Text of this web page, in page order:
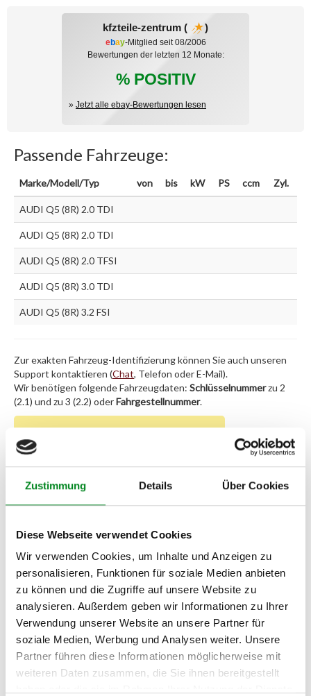
Zustimmung Details Über Cookies
Diese Webseite verwendet Cookies
Wir verwenden Cookies, um Inhalte und Anzeigen zu
personalisieren, Funktionen für soziale Medien anbieten
zu können und die Zugriffe auf unsere Website zu
analysieren. Außerdem geben wir Informationen zu Ihrer
Verwendung unserer Website an unsere Partner für
soziale Medien, Werbung und Analysen weiter. Unsere
Partner führen diese Informationen möglicherweise mit
weiteren Daten zusammen, die Sie ihnen bereitgestellt
kfzteile-zentrum ( )
ebay-Mitglied seit 08/2006
Bewertungen der letzten 12 Monate:
% POSITIV
» Jetzt alle ebay-Bewertungen lesen
Passende Fahrzeuge:
Marke/Modell/Typ von bis kW PS ccm Zyl.
AUDI Q5 (8R) 2.0 TDI
AUDI Q5 (8R) 2.0 TDI
AUDI Q5 (8R) 2.0 TFSI
AUDI Q5 (8R) 3.0 TDI
AUDI Q5 (8R) 3.2 FSI
Zur exakten Fahrzeug-Identifizierung können Sie auch unseren
Support kontaktieren (Chat, Telefon oder E-Mail).
Wir benötigen folgende Fahrzeugdaten: Schlüsselnummerzu 2
(2.1) und zu 3 (2.2) oderFahrgestellnummer.
Passendes Fahrzeug nicht dabei?
Fahrzeug-Suche für AT-Lenkgetriebe»
Oder einfachim Chat nachfragen.
Hersteller/EU Verantwortliche
Person
Hersteller
Unternehmensname:
TMC Turbolader Manufaktur Coesfeld
Adresse:
Am Wasserturm 55, Coesfeld, NRW, 48653, DE
E-Mail:
info@tmc-turbo.de